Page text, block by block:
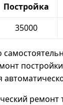
Постройка
35000
ремонт